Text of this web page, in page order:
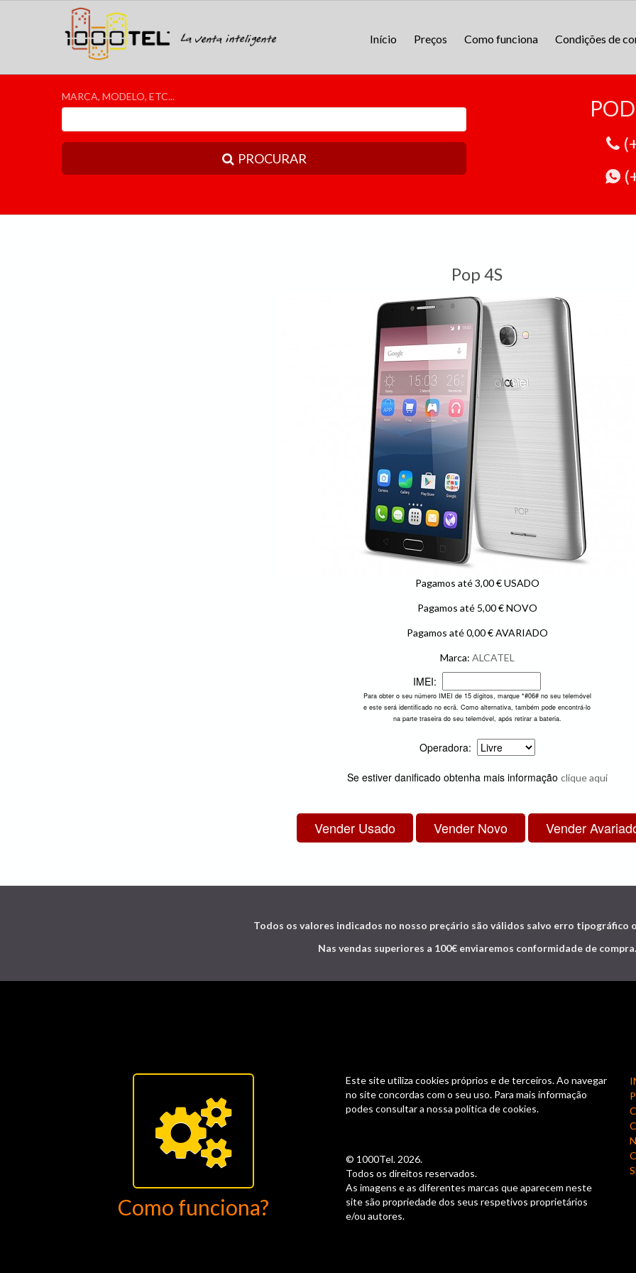
Início Preços Como funciona Condições de
MARCA, MODELO, ETC...
PROCURAR
Pop 4S
Pagamos até 3,00 € USADO
Pagamos até 5,00 € NOVO
Pagamos até 0,00 € AVARIADO
Marca: ALCATEL
IMEI:
Para obter o seu número IMEI de 15 dígitos, marque *#06# no seu telemóvel
e este será identificado no ecrã. Como alternativa, também pode encontrá-lo
na parte traseira do seu telemóvel, após retirar a bateria.
Operadora:
Se estiver danificado obtenha mais informação clique aqui
Todos os valores indicados no nosso preçário são válidos salvo erro tipográfico
Nas vendas superiores a 100€ enviaremos conformidade de compra.
Como funciona?
Este site utiliza cookies próprios e de terceiros. Ao navegar
no site concordas com o seu uso. Para mais informação
podes consultar a nossa política de cookies.
© 1000Tel. 2026.
Todos os direitos reservados.
As imagens e as diferentes marcas que aparecem neste
site são propriedade dos seus respetivos proprietários
e/ou autores.